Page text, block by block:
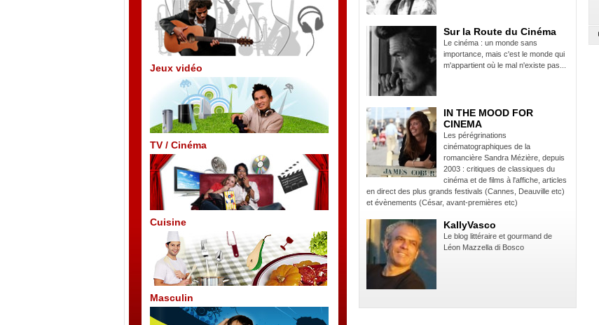
Jeux vidéo
TV / Cinéma
Cuisine
Masculin
Sur la Route du Cinéma
Le cinéma : un monde sans
importance, mais c'est le monde qui
m'appartient où le mal n'existe pas...
IN THE MOOD FOR
CINEMA
Les pérégrinations
cinématographiques de la
romancière Sandra Mézière, depuis
2003 : critiques de classiques du
cinéma et de films à l'affiche, articles
en direct des plus grands festivals (Cannes, Deauville etc)
et évènements (César, avant-premières etc)
KallyVasco
Le blog littéraire et gourmand de
Léon Mazzella di Bosco